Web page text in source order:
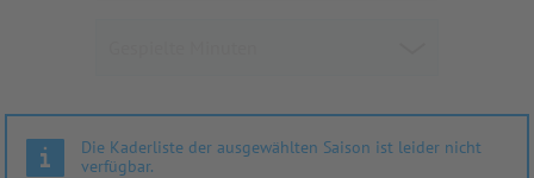
Die Kaderliste der ausgewählten Saison ist leider nicht
verfügbar.